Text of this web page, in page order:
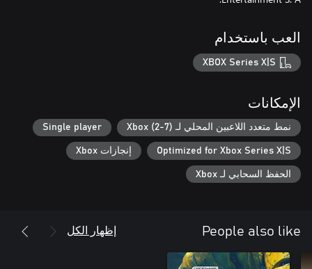
العب باستخدام
XBOX Series X|S
الإمكانات
نمط متعدد اللاعبين المحلي لـ Xbox (2-7) Single player
Optimized for Xbox Series X|S إنجازات Xbox
الحفظ السحابي لـ Xbox
People also like إظهار الكل